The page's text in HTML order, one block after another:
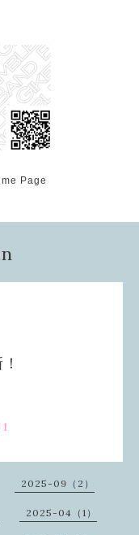
Page
2025-09（2）
2025-04（1）